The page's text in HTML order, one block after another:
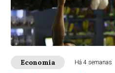
Economia Há 4 semanas